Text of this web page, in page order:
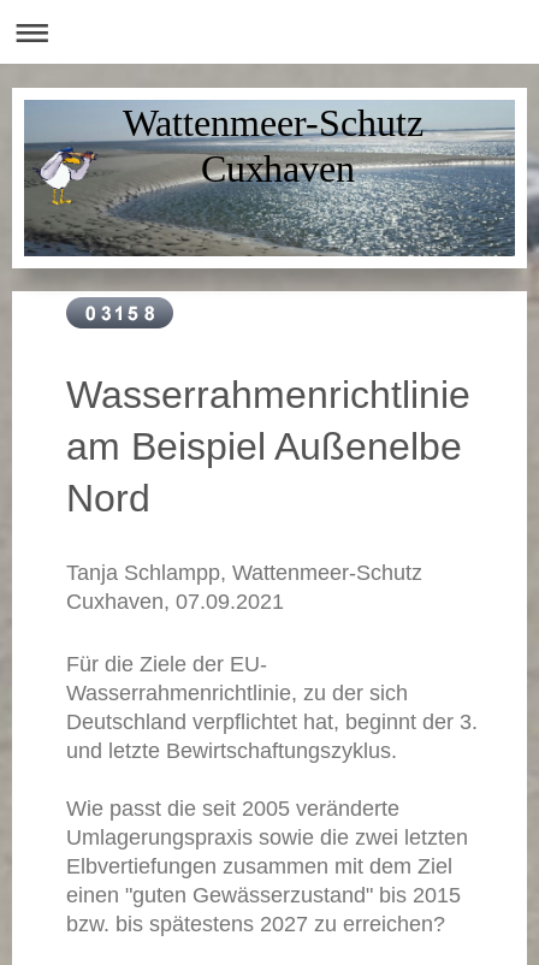
Wattenmeer-Schutz
Cuxhaven
Wasserrahmenrichtlinie
am Beispiel Außenelbe
Nord
Tanja Schlampp, Wattenmeer-Schutz
Cuxhaven, 07.09.2021
Für die Ziele der EU-
Wasserrahmenrichtlinie, zu der sich
Deutschland verpflichtet hat, beginnt der 3.
und letzte Bewirtschaftungszyklus.
Wie passt die seit 2005 veränderte
Umlagerungspraxis sowie die zwei letzten
Elbvertiefungen zusammen mit dem Ziel
einen "guten Gewässerzustand" bis 2015
bzw. bis spätestens 2027 zu erreichen?